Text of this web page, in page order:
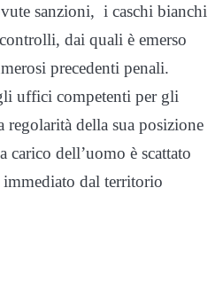
sanzioni, i caschi bianchi
dai quali è emerso
precedenti penali.
uffici competenti per gli
regolarità della sua posizione
carico dell’uomo è scattato
dal territorio